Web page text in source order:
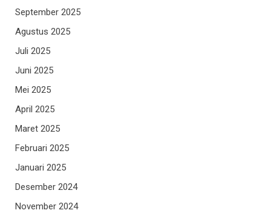
September 2025
Agustus 2025
Juli 2025
Juni 2025
Mei 2025
April 2025
Maret 2025
Februari 2025
Januari 2025
Desember 2024
November 2024